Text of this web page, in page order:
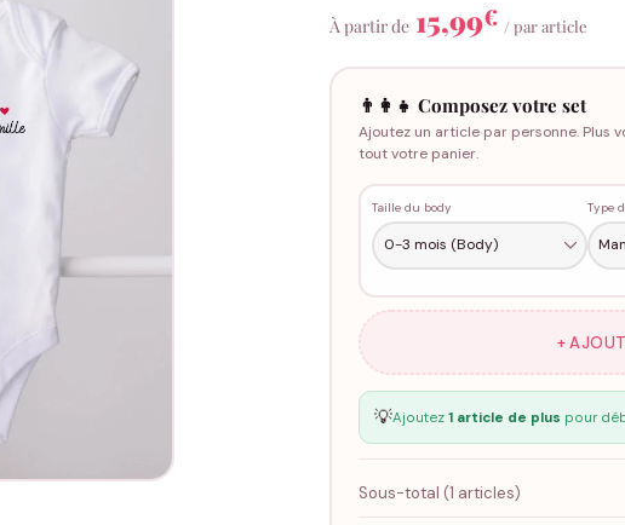
À partir de 15,99€ / par article
👨‍👩‍👧 Composez votre set
Ajoutez un article par personne. Plus
tout votre panier.
Taille du body Type
+
💡Ajoutez 1 article de plus pour
Sous-total (1 articles)